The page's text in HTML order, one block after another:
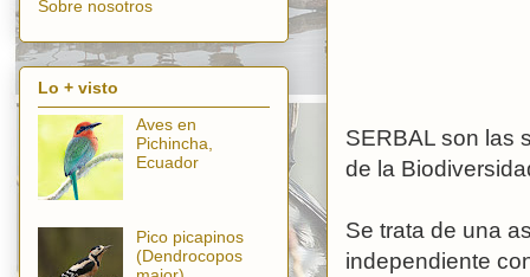
SERBAL son las
de la
Se trata de una
independiente
Sobre nosotros
Lo + visto
Aves en
Pichincha,
Ecuador
Pico picapinos
(Dendrocopos